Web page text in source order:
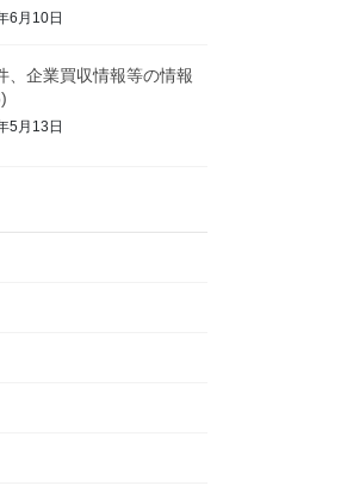
6月10日
、企業買収情報等の情報
5月13日